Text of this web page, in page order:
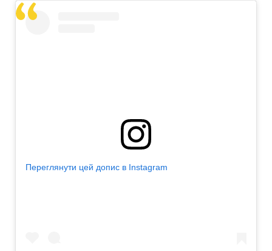
Переглянути цей допис в Instagram